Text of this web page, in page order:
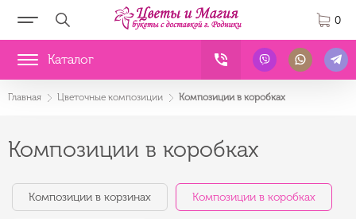
0
Каталог
Главная Цветочные композиции Композиции в коробках
Композиции в коробках
Композиции в корзинах Композиции в коробках